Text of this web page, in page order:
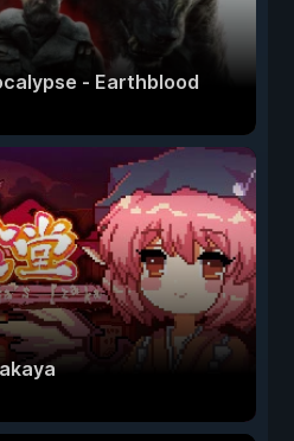
- Earthblood